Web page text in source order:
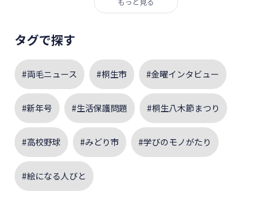
タグで探す
#両毛ニュース #桐生市 #金曜インタビュー
#新年号 #生活保護問題 #桐生八木節まつり
#高校野球 #みどり市 #学びのモノがたり
#絵になる人びと